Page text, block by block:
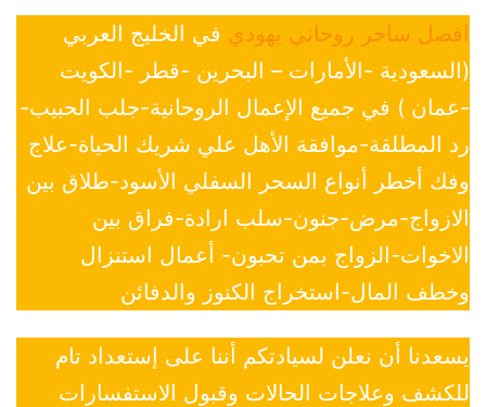
افضل ساحر روحاني يهودي في الخليج العربي
(السعودية -الأمارات – البحرين -قطر -الكويت
-عمان ) في جميع الإعمال الروحانية-جلب الحبيب-
رد المطلقة-موافقة الأهل علي شريك الحياة-علاج
وفك أخطر أنواع السحر السفلي الأسود-طلاق بين
الازواج-مرض-جنون-سلب ارادة-فراق بين
الاخوات-الزواج بمن تحبون- أعمال استنزال
وخطف المال-استخراج الكنوز والدفائن
يسعدنا أن نعلن لسيادتكم أننا على إستعداد تام
للكشف وعلاجات الحالات وقبول الاستفسارات